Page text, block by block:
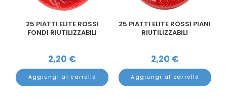
25 PIATTI ELITE ROSSI
FONDI RIUTILIZZABILI
2,20 €
Aggiungi al carrello
25 PIATTI ELITE ROSSI PIANI
RIUTILIZZABILI
2,20 €
Aggiungi al carrello